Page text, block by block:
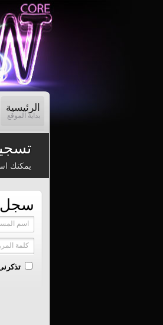
الرئيسية
بداية الموقع
يمكنك
سجل
اسم
كلمة